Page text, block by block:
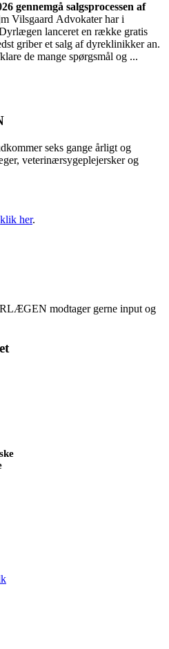
gennemgå salgsprocessen af
lanceret en række gratis
griber et salg af dyreklinikker an.
de mange spørgsmål og ...
seks gange årligt og
veterinærsygeplejersker og
klik her.
modtager gerne input og